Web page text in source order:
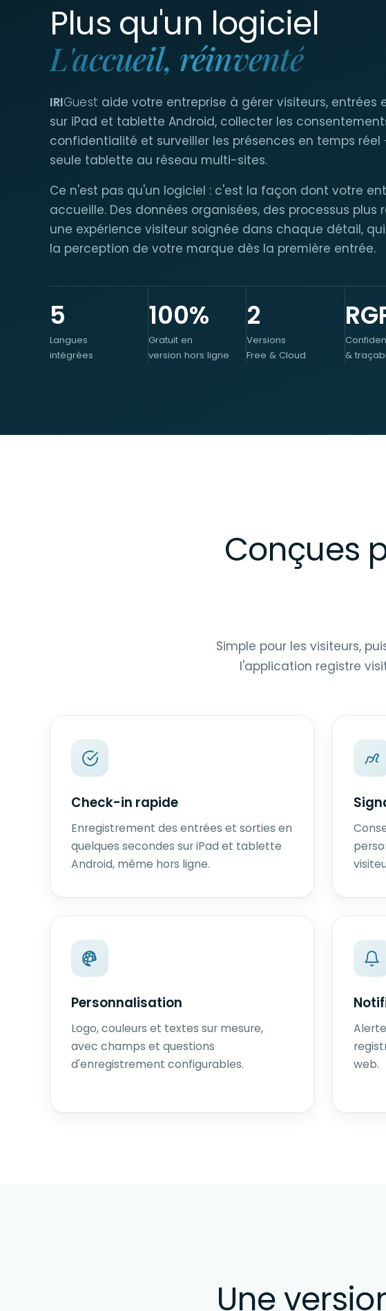
Plus qu'un logiciel
L'accueil, réinventé
IRIGuest aide votre entreprise à gérer visiteurs, entrées
sur iPad et tablette Android, collecter les
confidentialité et surveiller les présences en temps réel
seule tablette au réseau multi-sites.
Ce n'est pas qu'un logiciel : c'est la façon dont votre
accueille. Des données organisées, des processus plus
une expérience visiteur soignée dans chaque détail,
la perception de votre marque dès la première entrée.
5
Langues
intégrées
100%
Gratuit en
version hors ligne
2
Versions
Free & Cloud
&
Conçues
Simple pour les visiteurs,
l'application registre
Check-in rapide
Enregistrement des entrées et sorties en
quelques secondes sur iPad et tablette
Android, même hors ligne.
Personnalisation
Logo, couleurs et textes sur mesure,
avec champs et questions
d'enregistrement configurables.
web.
Une